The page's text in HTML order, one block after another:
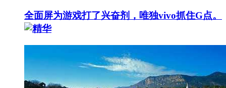
全面屏为游戏打了兴奋剂，唯独vivo抓住G点。